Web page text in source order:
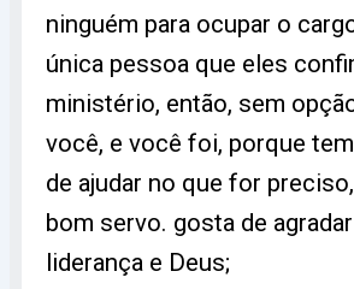
ninguém para ocupar o
única pessoa que eles
ministério, então, sem
você, e você foi, porque
de ajudar no que for
bom servo. gosta de
liderança e Deus;